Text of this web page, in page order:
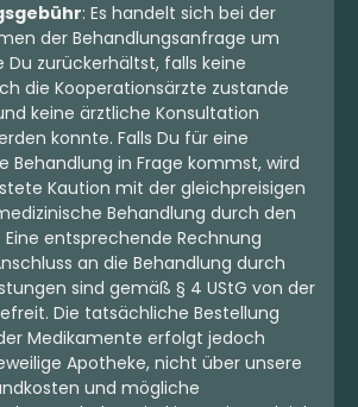
: Es handelt sich bei der
der Behandlungsanfrage um
Du zurückerhältst, falls keine
die Kooperationsärzte zustande
keine ärztliche Konsultation
konnte. Falls Du für eine
Behandlung in Frage kommst, wird
Kaution mit der gleichpreisigen
Behandlung durch den
entsprechende Rechnung
an die Behandlung durch
sind gemäß § 4 UStG von der
Die tatsächliche Bestellung
Medikamente erfolgt jedoch
Apotheke, nicht über unsere
und mögliche